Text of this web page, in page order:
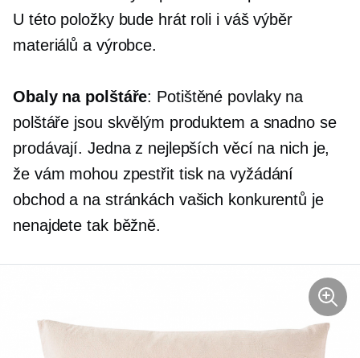
U této položky bude hrát roli i váš výběr
materiálů a výrobce.
Obaly na polštáře: Potištěné povlaky na
polštáře jsou skvělým produktem a snadno se
prodávají. Jedna z nejlepších věcí na nich je,
že vám mohou zpestřit tisk na vyžádání
obchod a na stránkách vašich konkurentů je
nenajdete tak běžně.